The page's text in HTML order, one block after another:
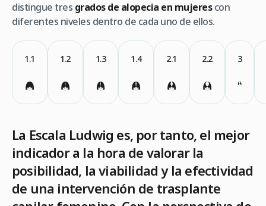
distingue tres grados de alopecia en mujerescon
diferentes niveles dentro de cada uno de ellos.
1.1 1.2 1.3 1.4 2.1 2.2 3
La Escala Ludwig es, por tanto, el mejor
indicador a la hora de valorar la
posibilidad, la viabilidad y la efectividad
de una intervención de trasplante